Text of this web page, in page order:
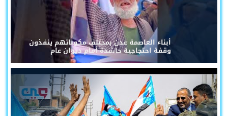
أبناء العاصمة عدن بمختلف مكوناتهم ينفذون
وقفة احتجاجية حاشدة أمام ديوان عام